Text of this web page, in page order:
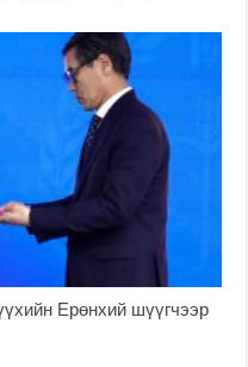
Ерөнхий шүүгчээр